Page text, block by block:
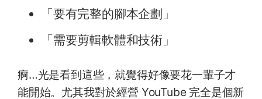
「要有完整的腳本企劃」
「需要剪輯軟體和技術」
痾…光是看到這些，就覺得好像要花一輩子才
能開始。尤其我對於經營 YouTube 完全是個新